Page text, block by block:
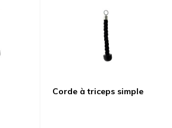
Corde à triceps simple